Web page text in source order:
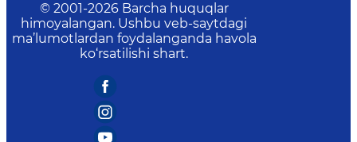
© 2001-2026 Barcha huquqlar
himoyalangan. Ushbu veb-saytdagi
ma’lumotlardan foydalanganda havola
ko‘rsatilishi shart.